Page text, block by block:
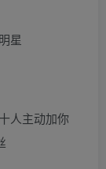
星
人主动加你